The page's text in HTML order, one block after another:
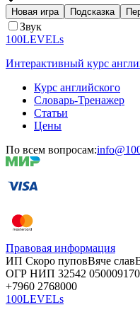
Новая игра Подсказка
Звук
100LEVELs
Интерактивный курс
Курс английского
Словарь-Тренажер
Статьи
Цены
По всем вопросам:
Правовая информация
ИП Скоро пуповВяче слав
ОГР НИП 32542 05000
+7960 2768000
100LEVELs